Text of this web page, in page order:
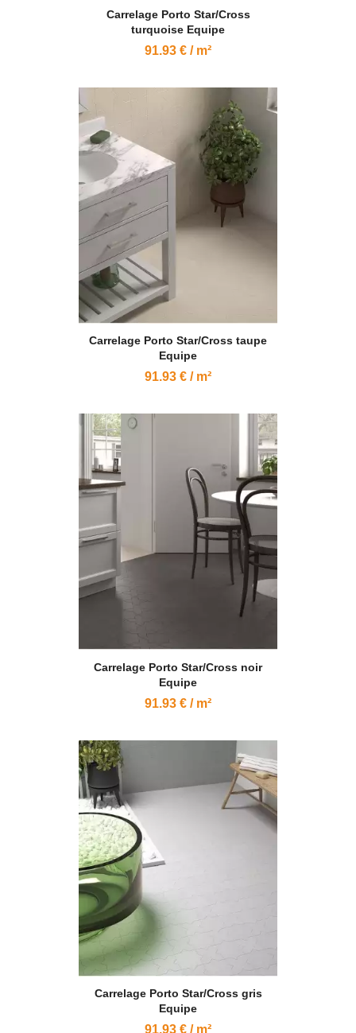
Carrelage Porto Star/Cross
turquoise Equipe
91.93 € / m²
Carrelage Porto Star/Cross taupe
Equipe
91.93 € / m²
Carrelage Porto Star/Cross noir
Equipe
91.93 € / m²
Carrelage Porto Star/Cross gris
Equipe
91.93 € / m²